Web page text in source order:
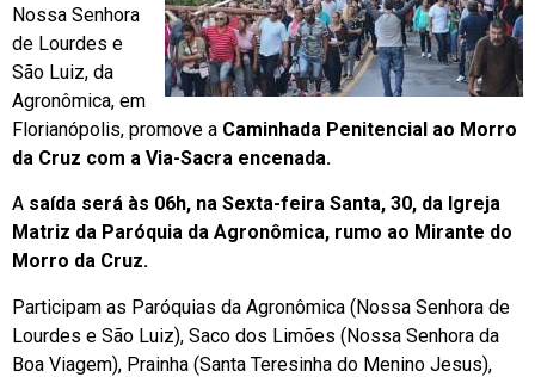
Nossa Senhora
de Lourdes e
São Luiz, da
Agronômica, em
Florianópolis, promove a Caminhada Penitencial ao Morro
da Cruz com a Via-Sacra encenada.
A saída será às 06h, na Sexta-feira Santa, 30, da Igreja
Matriz da Paróquia da Agronômica, rumo ao Mirante do
Morro da Cruz.
Participam as Paróquias da Agronômica (Nossa Senhora de
Lourdes e São Luiz), Saco dos Limões (Nossa Senhora da
Boa Viagem), Prainha (Santa Teresinha do Menino Jesus),